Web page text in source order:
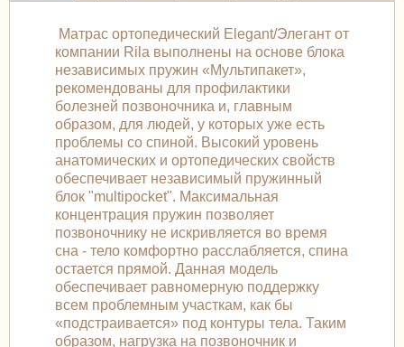
Матрас ортопедический Elegant/Элегант от
компании Rila выполнены на основе блока
независимых пружин «Мультипакет»,
рекомендованы для профилактики
болезней позвоночника и, главным
образом, для людей, у которых уже есть
проблемы со спиной. Высокий уровень
анатомических и ортопедических свойств
обеспечивает независимый пружинный
блок "multipocket". Максимальная
концентрация пружин позволяет
позвоночнику не искривляется во время
сна - тело комфортно расслабляется, спина
остается прямой. Данная модель
обеспечивает равномерную поддержку
всем проблемным участкам, как бы
«подстраивается» под контуры тела. Таким
образом, нагрузка на позвоночник и